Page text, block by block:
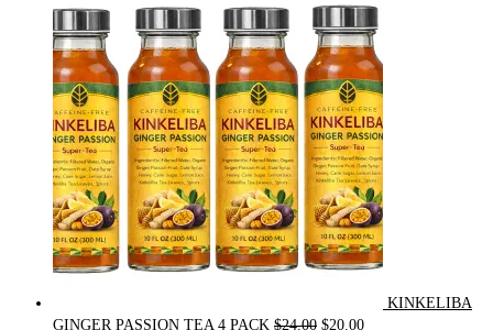
was:
$90.00.
is:
$75.00.
KINKELIBA
GINGER PASSION TEA 4 PACK $24.00 Original
$20.00Current